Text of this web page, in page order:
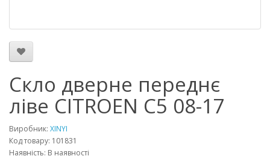
Скло дверне переднє
ліве CITROEN C5 08-17
Виробник: XINYI
Код товару: 101831
Наявність: В наявності